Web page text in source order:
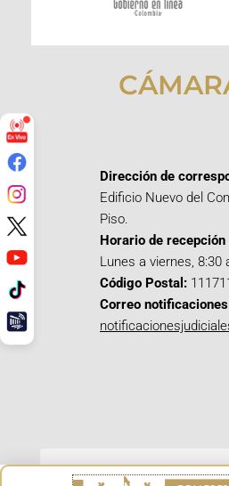
Dirección de
Edificio Nuevo del
Piso.
Horario de
Lunes a viernes, 8:30
Código Postal: 111711
Correo